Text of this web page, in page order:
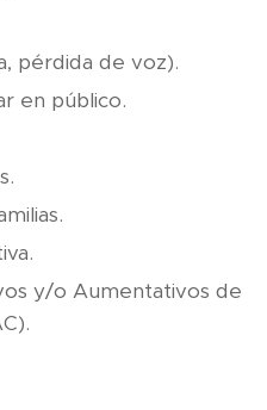
pérdida de voz).
en público.
y/o Aumentativos de